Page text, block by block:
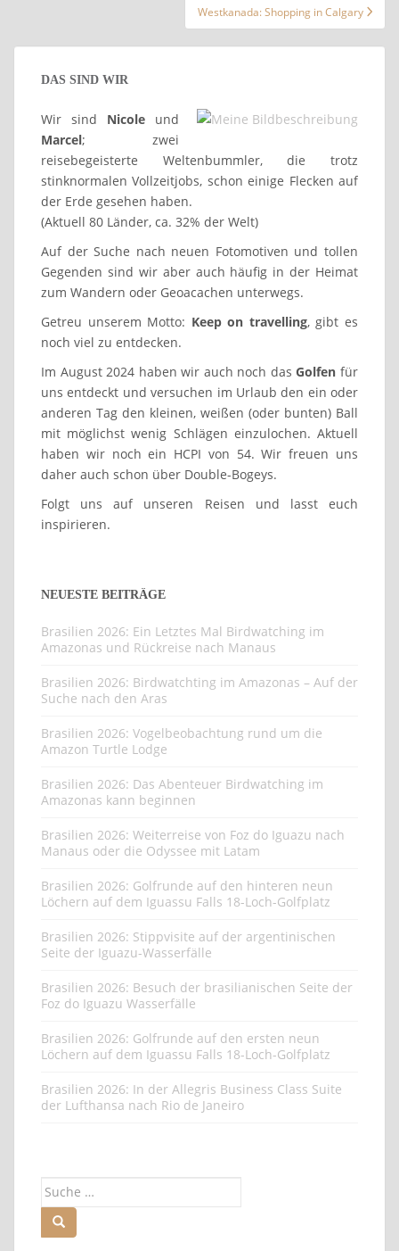
Westkanada: Shopping in Calgary
DAS SIND WIR
Wir sind Nicole und
Marcel; zwei
reisebegeisterte Weltenbummler, die trotz
stinknormalen Vollzeitjobs, schon einige Flecken auf
der Erde gesehen haben.
(Aktuell 80 Länder, ca. 32% der Welt)
Auf der Suche nach neuen Fotomotiven und tollen
Gegenden sind wir aber auch häufig in der Heimat
zum Wandern oder Geoacachen unterwegs.
Getreu unserem Motto: Keep on travelling, gibt es
noch viel zu entdecken.
Im August 2024 haben wir auch noch dasGolfen für
uns entdeckt und versuchen im Urlaub den ein oder
anderen Tag den kleinen, weißen (oder bunten) Ball
mit möglichst wenig Schlägen einzulochen. Aktuell
haben wir noch ein HCPI von 54. Wir freuen uns
daher auch schon über Double-Bogeys.
Folgt uns auf unseren Reisen und lasst euch
inspirieren.
NEUESTE BEITRÄGE
Brasilien 2026: Ein Letztes Mal Birdwatching im
Amazonas und Rückreise nach Manaus
Brasilien 2026: Birdwatchting im Amazonas – Auf der
Suche nach den Aras
Brasilien 2026: Vogelbeobachtung rund um die
Amazon Turtle Lodge
Brasilien 2026: Das Abenteuer Birdwatching im
Amazonas kann beginnen
Brasilien 2026: Weiterreise von Foz do Iguazu nach
Manaus oder die Odyssee mit Latam
Brasilien 2026: Golfrunde auf den hinteren neun
Löchern auf dem Iguassu Falls 18-Loch-Golfplatz
Brasilien 2026: Stippvisite auf der argentinischen
Seite der Iguazu-Wasserfälle
Brasilien 2026: Besuch der brasilianischen Seite der
Foz do Iguazu Wasserfälle
Brasilien 2026: Golfrunde auf den ersten neun
Löchern auf dem Iguassu Falls 18-Loch-Golfplatz
Brasilien 2026: In der Allegris Business Class Suite
der Lufthansa nach Rio de Janeiro